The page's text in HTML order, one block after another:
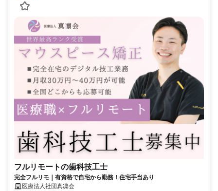
フルリモートの歯科技工士
完全フルリモ｜有資格で自宅から勤務！住宅手当あり
医療法人社団真凛会